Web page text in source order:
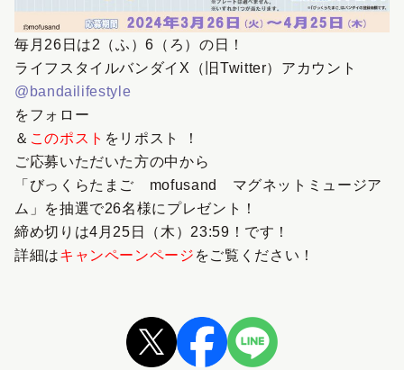
毎月26日は2（ふ）6（ろ）の日！
ライフスタイルバンダイX（旧Twitter）アカウント
@bandailifestyle
をフォロー
＆ このポスト をリポスト ！
ご応募いただいた方の中から
「びっくらたまご mofusand マグネットミュージア
ム」を抽選で26名様にプレゼント！
締め切りは4月25日（木）23:59！です！
詳細はキャンペーンページ をご覧ください！